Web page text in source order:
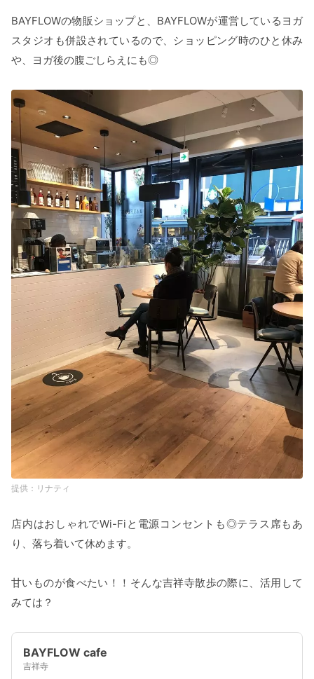
BAYFLOWの物販ショップと、BAYFLOWが運営しているヨガ
スタジオも併設されているので、ショッピング時のひと休み
や、ヨガ後の腹ごしらえにも◎
リナティ
店内はおしゃれでWi-Fiと電源コンセントも◎テラス席もあ
り、落ち着いて休めます。
甘いものが食べたい！！そんな吉祥寺散歩の際に、活用して
みては？
BAYFLOW cafe
吉祥寺